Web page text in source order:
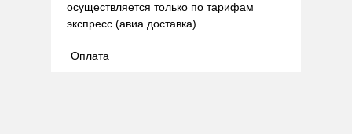
осуществляется только по тарифам
экспресс (авиа доставка).
Оплата